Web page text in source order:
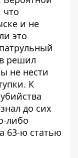
что
и не
это
решил
не нести
К
до сих
либо
63-ю статью